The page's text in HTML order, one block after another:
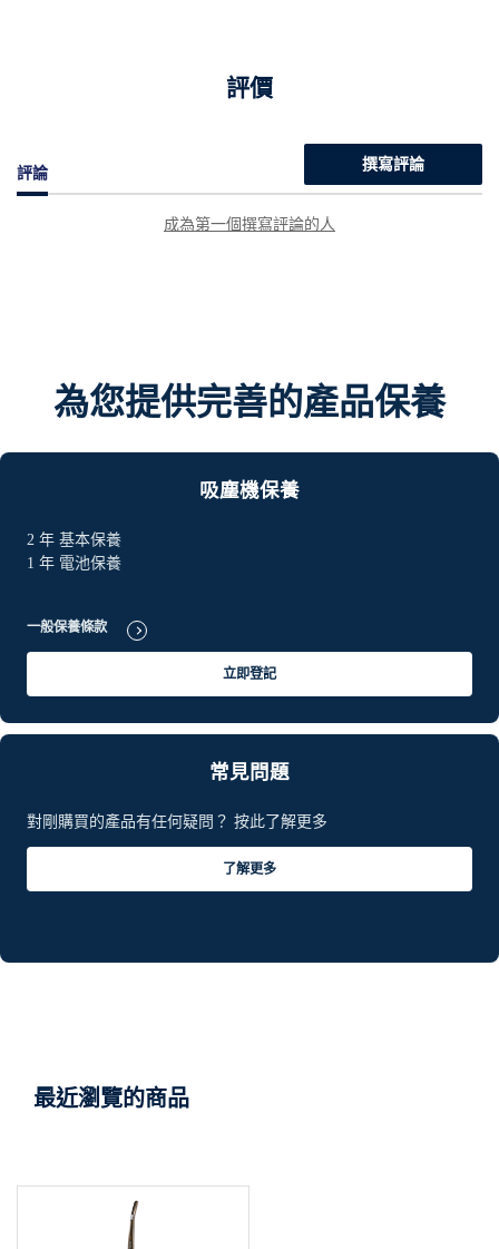
評價
評論
撰寫評論
成為第一個撰寫評論的人
為您提供完善的產品保養
吸塵機保養
2 年 基本保養
1 年 電池保養
一般保養條款
立即登記
常見問題
對剛購買的產品有任何疑問？ 按此了解更多
了解更多
最近瀏覽的商品